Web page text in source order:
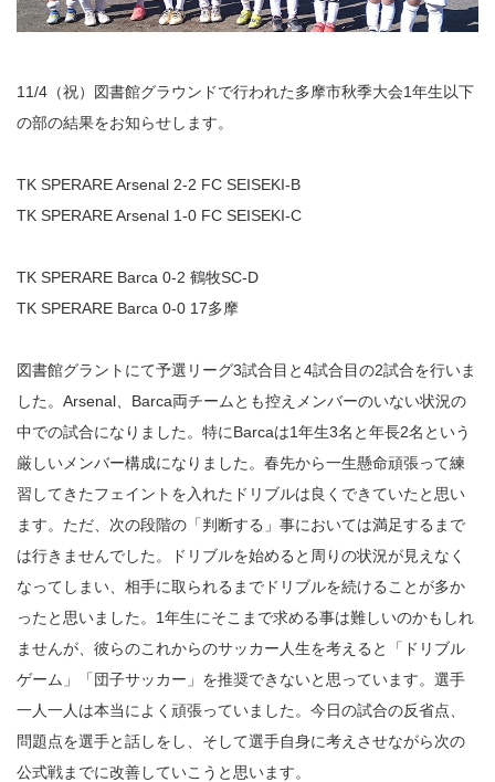
11/4（祝）図書館グラウンドで行われた多摩市秋季大会1年生以下
の部の結果をお知らせします。
TK SPERARE Arsenal 2-2 FC SEISEKI-B
TK SPERARE Arsenal 1-0 FC SEISEKI-C
TK SPERARE Barca 0-2 鶴牧SC-D
TK SPERARE Barca 0-0 17多摩
図書館グラントにて予選リーグ3試合目と4試合目の2試合を行いま
した。Arsenal、Barca両チームとも控えメンバーのいない状況の
中での試合になりました。特にBarcaは1年生3名と年長2名という
厳しいメンバー構成になりました。春先から一生懸命頑張って練
習してきたフェイントを入れたドリブルは良くできていたと思い
ます。ただ、次の段階の「判断する」事においては満足するまで
は行きませんでした。ドリブルを始めると周りの状況が見えなく
なってしまい、相手に取られるまでドリブルを続けることが多か
ったと思いました。1年生にそこまで求める事は難しいのかもしれ
ませんが、彼らのこれからのサッカー人生を考えると「ドリブル
ゲーム」「団子サッカー」を推奨できないと思っています。選手
一人一人は本当によく頑張っていました。今日の試合の反省点、
問題点を選手と話しをし、そして選手自身に考えさせながら次の
公式戦までに改善していこうと思います。